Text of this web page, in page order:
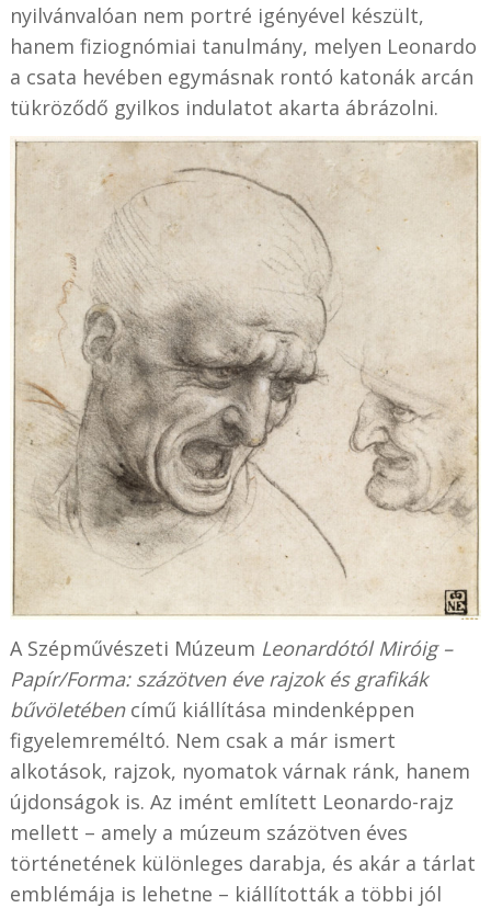
nyilvánvalóan nem portré igényével készült,
hanem fiziognómiai tanulmány, melyen Leonardo
a csata hevében egymásnak rontó katonák arcán
tükröződő gyilkos indulatot akarta ábrázolni.
A Szépművészeti Múzeum Leonardótól Miróig –
Papír/Forma: százötven éve rajzok és grafikák
bűvöletébencímű kiállítása mindenképpen
figyelemreméltó. Nem csak a már ismert
alkotások, rajzok, nyomatok várnak ránk, hanem
újdonságok is. Az imént említett Leonardo-rajz
mellett – amely a múzeum százötven éves
történetének különleges darabja, és akár a tárlat
emblémája is lehetne – kiállították a többi jól